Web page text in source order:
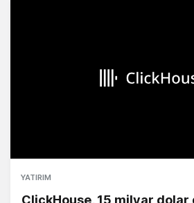
YATIRIM
ClickHouse, 15 milyar